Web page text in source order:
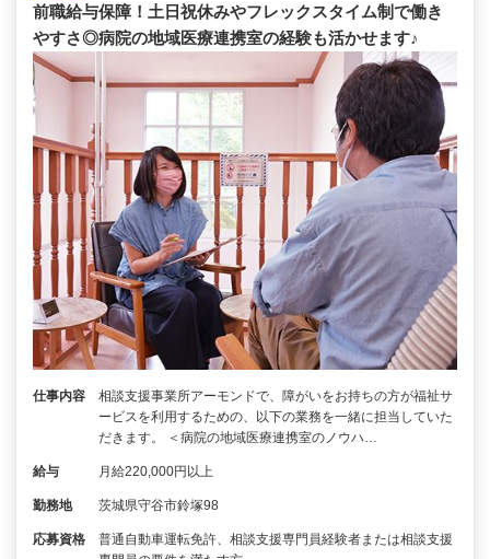
前職給与保障！土日祝休みやフレックスタイム制で働き
やすさ◎病院の地域医療連携室の経験も活かせます♪
仕事内容
相談支援事業所アーモンドで、障がいをお持ちの方が福祉サ
ービスを利用するための、以下の業務を一緒に担当していた
だきます。 ＜病院の地域医療連携室のノウハ…
給与 月給220,000円以上
勤務地 茨城県守谷市鈴塚98
応募資格
普通自動車運転免許、相談支援専門員経験者または相談支援